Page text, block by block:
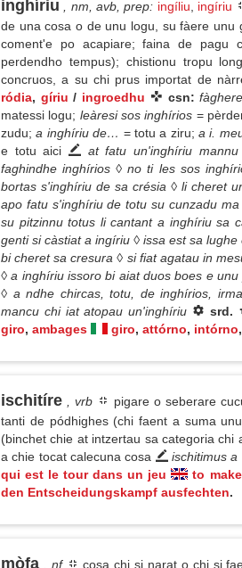
inghíriu , nm, avb, prep: ingíliu
ingíriu
de una cosa o de unu logu, su fàere
coment'e po acapiare; faina de pagu
perdendho tempus); chistionu tropu
concruos, a su chi prus importat de
ródia, gíriu / ingroedhu csn:
matessi logu; leàresi sos inghírios =
zudu; a inghíriu de… = totu a ziru; a i.
e totu aici
at fatu un'inghíriu
faghindhe inghírios ◊ no ti les sos
bortas s'inghíriu de sa crésia ◊ li cheret
apo fatu s'inghíriu de totu su cunzadu
su pitzinnu totus li cantant a inghíriu sa
genti si càstiat a ingíriu ◊ issa est sa
bi cheret sa cresura ◊ si fiat agatau in
◊ a inghíriu issoro bi aiat duos boes e
◊ a ndhe chircas, totu, de inghírios,
mancu chi iat atopau un'inghíriu
srd.
giro, ambages giro, attórno, intórno,
ischitíre , vrb
pigare o seberare
tanti de pódhighes (chi faent a suma
(binchet chie at intzertau sa categoria
a chie tocat calecuna cosa
ischitimus
qui est le tour dans un jeu
to
den Entscheidungskampf ausfechten.
mòfa , nf
cosa chi si narat o chi si